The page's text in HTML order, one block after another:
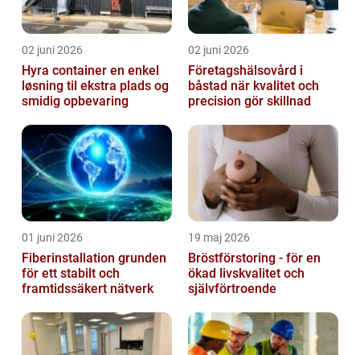
02 juni 2026
Hyra container en enkel
løsning til ekstra plads og
smidig opbevaring
02 juni 2026
Företagshälsovård i
båstad när kvalitet och
precision gör skillnad
01 juni 2026
Fiberinstallation grunden
för ett stabilt och
framtidssäkert nätverk
19 maj 2026
Bröstförstoring - för en
ökad livskvalitet och
självförtroende